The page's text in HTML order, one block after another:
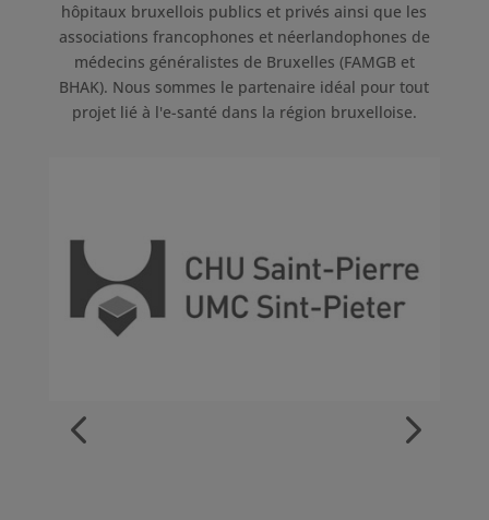
hôpitaux bruxellois publics et privés ainsi que les
associations francophones et néerlandophones de
médecins généralistes de Bruxelles (FAMGB et
BHAK). Nous sommes le partenaire idéal pour tout
projet lié à l'e-santé dans la région bruxelloise.